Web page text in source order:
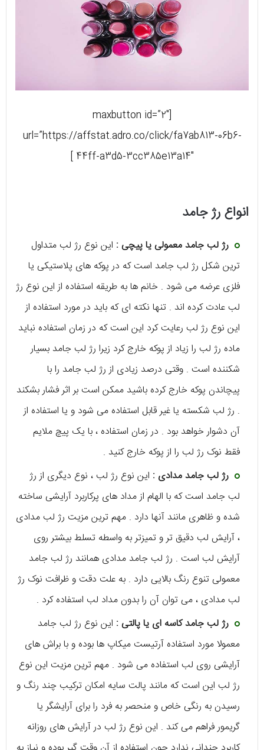
[maxbutton id=”2″
url=”https://affstat.adro.co/click/fa7ab813-06b6-
44ff-a3d5-3cc385e13a14″ ]
انواع رژ جامد
رژ لب جامد معمولی یا پیچی : این نوع رژ لب متداول
ترین شکل رژ لب جامد است که در پوکه های پلاستیکی یا
فلزی عرضه می شود . خانم ها به طریقه استفاده از این نوع رژ
لب عادت کرده اند . تنها نکته ای که باید در مورد استفاده از
این نوع رژ لب رعایت کرد این است که در زمان استفاده نباید
ماده رژ لب را زیاد از پوکه خارج کرد زیرا رژ لب جامد بسیار
شکننده است . وقتی درصد زیادی از رژ لب جامد را با
پیچاندن پوکه خارج کرده باشید ممکن است بر اثر فشار بشکند
. رژ لب شکسته یا غیر قابل استفاده می شود و یا استفاده از
آن دشوار خواهد بود . در زمان استفاده ، با یک پیچ ملایم
فقط نوک رژ لب را از پوکه خارج کنید .
رژ لب جامد مدادی : این نوع رژ لب ، نوع دیگری از رژ
لب جامد است که با الهام از مداد های پرکاربرد آرایشی ساخته
شده و ظاهری مانند آنها دارد . مهم ترین مزیت رژ لب مدادی
، آرایش لب دقیق تر و تمیزتر به واسطه تسلط بیشتر روی
آرایش لب است . رژ لب جامد مدادی همانند رژ لب جامد
معمولی تنوع رنگ بالایی دارد . به علت دقت و ظرافت نوک رژ
لب مدادی ، می توان آن را بدون مداد لب استفاده کرد .
رژ لب جامد کاسه ای یا پالتی : این نوع رژ لب جامد
معمولا مورد استفاده آرتیست میکاپ ها بوده و با براش های
آرایشی روی لب استفاده می شود . مهم ترین مزیت این نوع
رژ لب این است که مانند پالت سایه امکان ترکیب چند رنگ و
رسیدن به رنگی خاص و منحصر به فرد را برای آرایشگر یا
گریمور فراهم می کند . این نوع رژ لب در آرایش های روزانه